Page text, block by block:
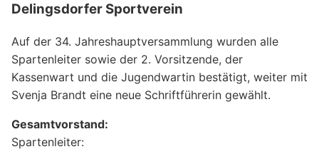
Delingsdorfer Sportverein
Auf der 34. Jahreshauptversammlung wurden alle
Spartenleiter sowie der 2. Vorsitzende, der
Kassenwart und die Jugendwartin bestätigt, weiter mit
Svenja Brandt eine neue Schriftführerin gewählt.
Gesamtvorstand:
Spartenleiter: